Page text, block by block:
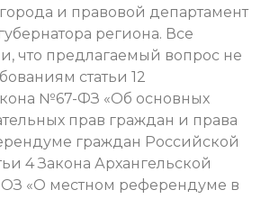
и правовой департамент
региона. Все
что предлагаемый вопрос не
статьи 12
№67-ФЗ «Об основных
прав граждан и права
граждан Российской
4 Закона Архангельской
«О местном референдуме в